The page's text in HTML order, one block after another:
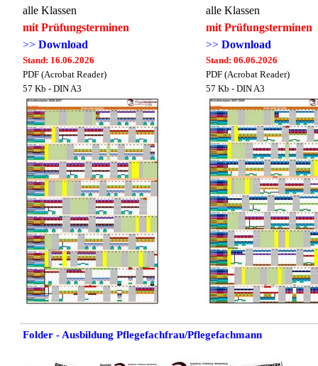
alle Klassen
mit Prüfungsterminen
>> Download
Stand: 16.06.2026
PDF (Acrobat Reader)
57 Kb - DIN A3
alle Klassen
mit Prüfungsterminen
>> Download
Stand: 06.06.2026
PDF (Acrobat Reader)
57 Kb - DIN A3
Folder - Ausbildung Pflegefachfrau/Pflegefachmann